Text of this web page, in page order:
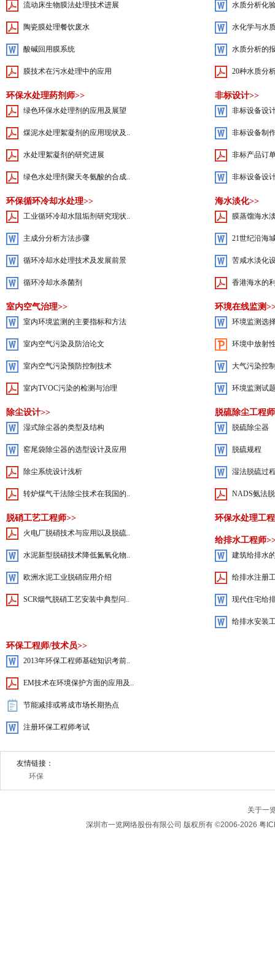
流动床生物膜法处理技术进展
陶瓷膜处理餐饮废水
酸碱回用膜系统
膜技术在污水处理中的应用
水质分析化
水化学与水
水质分析的
20种水质分
环保水处理药剂师>>
绿色环保水处理剂的应用及展望
煤泥水处理絮凝剂的应用现状及..
水处理絮凝剂的研究进展
绿色水处理剂聚天冬氨酸的合成..
非标设计>>
非标设备设
非标设备制
非标产品订
非标设备设
环保循环冷却水处理>>
工业循环冷却水阻垢剂研究现状..
主成分分析方法步骤
循环冷却水处理技术及发展前景
循环冷却水杀菌剂
海水淡化>>
膜蒸馏海水
21世纪沿海
苦咸水淡化
香港海水的
室内空气治理>>
室内环境监测的主要指标和方法
室内空气污染及防治论文
室内空气污染预防控制技术
室内TVOC污染的检测与治理
环境在线监测
环境监测选
环境中放射
大气污染控
环境监测试
除尘设计>>
湿式除尘器的类型及结构
窑尾袋除尘器的选型设计及应用
除尘系统设计浅析
转炉煤气干法除尘技术在我国的..
脱硫除尘工程
脱硫除尘器
脱硫规程
湿法脱硫过
NADS氨法
脱硝工艺工程师>>
火电厂脱硝技术与应用以及脱硫..
水泥新型脱硝技术降低氮氧化物..
欧洲水泥工业脱硝应用介绍
SCR烟气脱硝工艺安装中典型问..
环保水处理工
给排水工程师
建筑给排水
给排水注册
现代住宅给
给排水安装
环保工程师/技术员>>
2013年环保工程师基础知识考前..
EM技术在环境保护方面的应用及..
节能减排或将成市场长期热点
注册环保工程师考试
友情链接：
环保
关于一
深圳市一览网络股份有限公司 版权所有 ©2006-2026 粤